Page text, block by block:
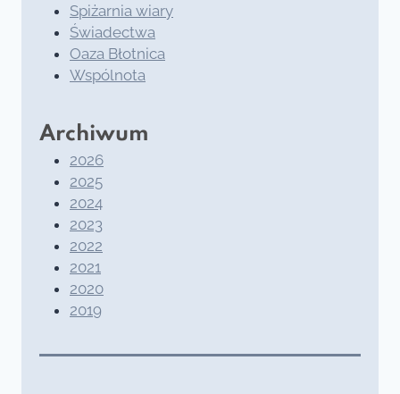
Spiżarnia wiary
Świadectwa
Oaza Błotnica
Wspólnota
Archiwum
2026
2025
2024
2023
2022
2021
2020
2019